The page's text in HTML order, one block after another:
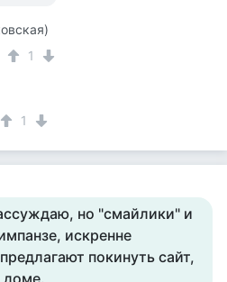
1
1
но "смайлики" и
искренне
покинуть сайт,
доме.